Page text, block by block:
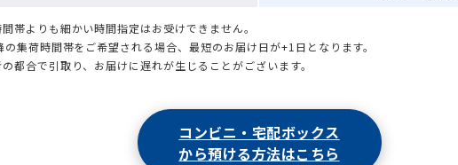
帯よりも細かい時間指定はお受けできません。
集荷時間帯をご希望される場合、最短のお届け日が+1日となります。
都合で引取り、お届けに遅れが生じることがございます。
コンビニ・宅配ボックス
から預ける方法はこちら